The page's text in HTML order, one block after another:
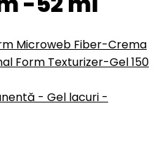
Microweb Fiber-Crema
Form Texturizer-Gel 150
- Gel lacuri -